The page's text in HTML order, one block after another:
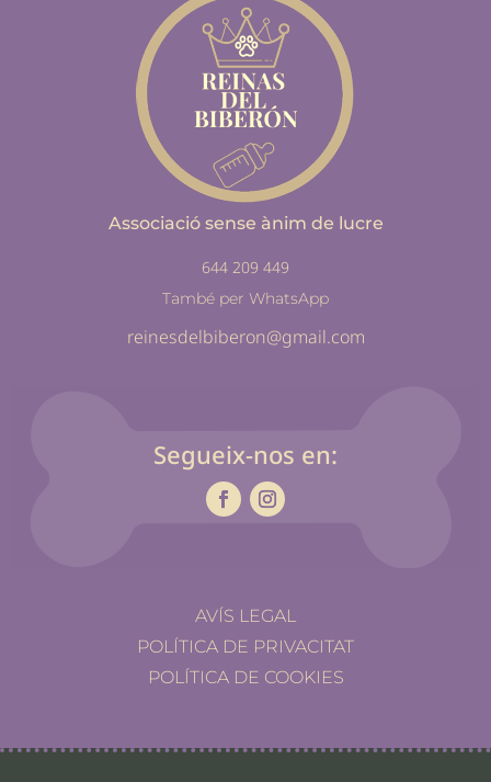
Associació sense ànim de lucre
644 209 449
També per WhatsApp
reinesdelbiberon@gmail.com
Segueix-nos en:
AVÍS LEGAL
POLÍTICA DE PRIVACITAT
POLÍTICA DE COOKIES